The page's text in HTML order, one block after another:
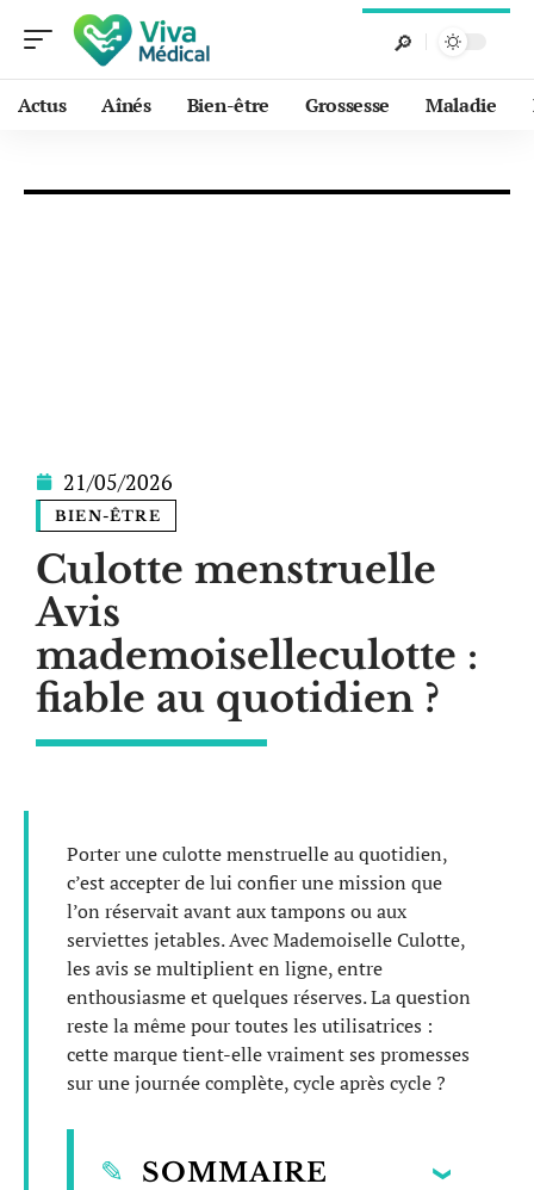
Actus Aînés Bien-être Grossesse Maladie
21/05/2026
BIEN-ÊTRE
Culotte menstruelle
Avis
mademoiselleculotte :
fiable au quotidien ?
Porter une culotte menstruelle au quotidien,
c’est accepter de lui confier une mission que
l’on réservait avant aux tampons ou aux
serviettes jetables. Avec Mademoiselle Culotte,
les avis se multiplient en ligne, entre
enthousiasme et quelques réserves. La question
reste la même pour toutes les utilisatrices :
cette marque tient-elle vraiment ses promesses
sur une journée complète, cycle après cycle ?
SOMMAIRE